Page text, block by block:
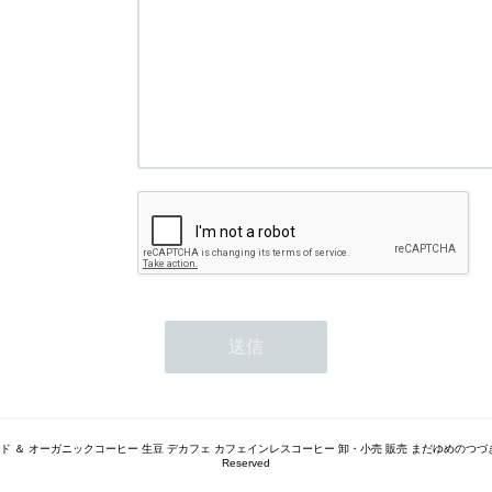
＆ オーガニックコーヒー 生豆 デカフェ カフェインレスコーヒー 卸・小売 販売 まだゆめのつづ
Reserved